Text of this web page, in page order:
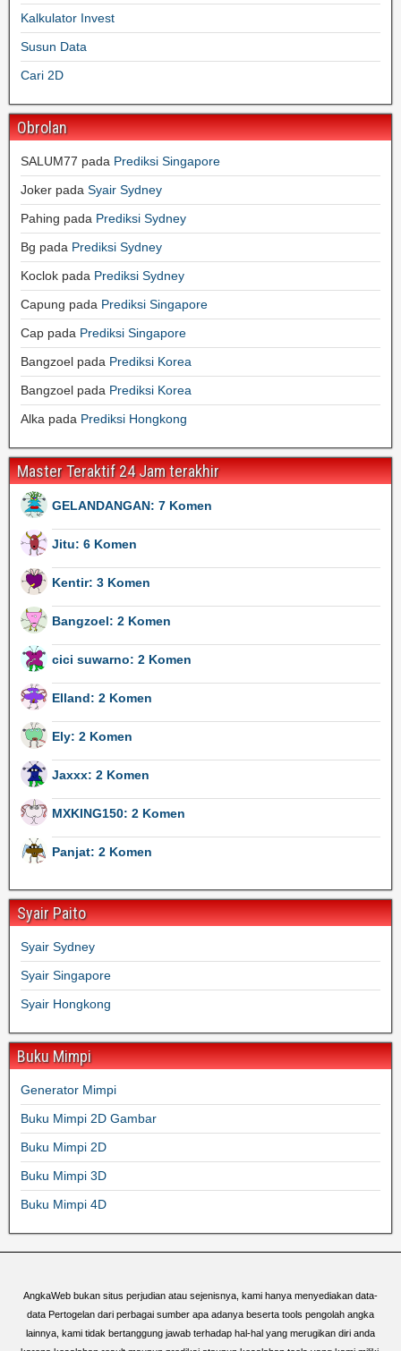
Kalkulator Invest
Susun Data
Cari 2D
Obrolan
SALUM77 pada Prediksi Singapore
Joker pada Syair Sydney
Pahing pada Prediksi Sydney
Bg pada Prediksi Sydney
Koclok pada Prediksi Sydney
Capung pada Prediksi Singapore
Cap pada Prediksi Singapore
Bangzoel pada Prediksi Korea
Bangzoel pada Prediksi Korea
Alka pada Prediksi Hongkong
Master Teraktif 24 Jam terakhir
GELANDANGAN: 7 Komen
Jitu: 6 Komen
Kentir: 3 Komen
Bangzoel: 2 Komen
cici suwarno: 2 Komen
Elland: 2 Komen
Ely: 2 Komen
Jaxxx: 2 Komen
MXKING150: 2 Komen
Panjat: 2 Komen
Syair Paito
Syair Sydney
Syair Singapore
Syair Hongkong
Buku Mimpi
Generator Mimpi
Buku Mimpi 2D Gambar
Buku Mimpi 2D
Buku Mimpi 3D
Buku Mimpi 4D
AngkaWeb bukan situs perjudian atau sejenisnya, kami hanya menyediakan data-
data Pertogelan dari perbagai sumber apa adanya beserta tools pengolah angka
lainnya, kami tidak bertanggung jawab terhadap hal-hal yang merugikan diri anda